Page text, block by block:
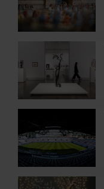
de
en
miniatura»
en
València
aniversario
Julio
González
en
guiada
por
el
Estadio
Ciutat
Flamenco